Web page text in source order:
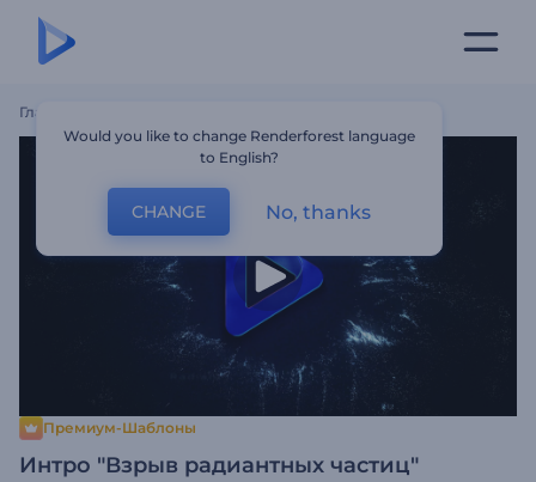
Главная
Премиум-Шаблоны
Интро "Взрыв радиантных частиц"
Would you like to change Renderforest language
to English?
CHANGE No, thanks